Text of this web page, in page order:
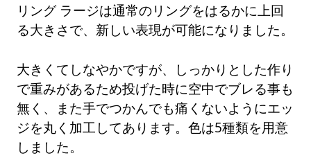
リング ラージは通常のリングをはるかに上回
る大きさで、新しい表現が可能になりました。
大きくてしなやかですが、しっかりとした作り
で重みがあるため投げた時に空中でブレる事も
無く、また手でつかんでも痛くないようにエッ
ジを丸く加工してあります。色は5種類を用意
しました。